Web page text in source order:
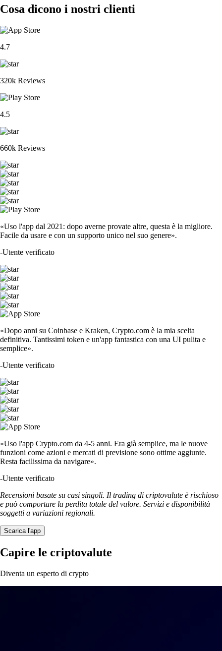
Cosa dicono i nostri clienti
4.7
320k Reviews
4.5
660k Reviews
«Uso l'app dal 2021: dopo averne provate altre, questa è la migliore.
Facile da usare e con un supporto unico nel suo genere».
-Utente verificato
«Dopo anni su Coinbase e Kraken, Crypto.com è la mia scelta
definitiva. Tantissimi token e un'app fantastica con una UI pulita e
semplice».
-Utente verificato
«Uso l'app Crypto.com da 4-5 anni. Era già semplice, ma le nuove
funzioni come azioni e mercati di previsione sono ottime aggiunte.
Resta facilissima da navigare».
-Utente verificato
Recensioni basate su casi singoli. Il trading di criptovalute è rischioso
e può comportare la perdita totale del valore. Servizi e disponibilità
soggetti a variazioni regionali.
Scarica l'app
Capire le criptovalute
Diventa un esperto di crypto